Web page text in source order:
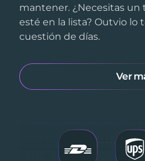
mantener. ¿Necesitas
esté en la lista? Outvio lo
cuestión de días.
Ver